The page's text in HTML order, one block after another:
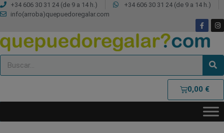
+34 606 30 31 24 (de 9 a 14 h.)
+34 606 30 31 24 (de 9 a 14 h.)
info(arroba)quepuedoregalar.com
0,00 €